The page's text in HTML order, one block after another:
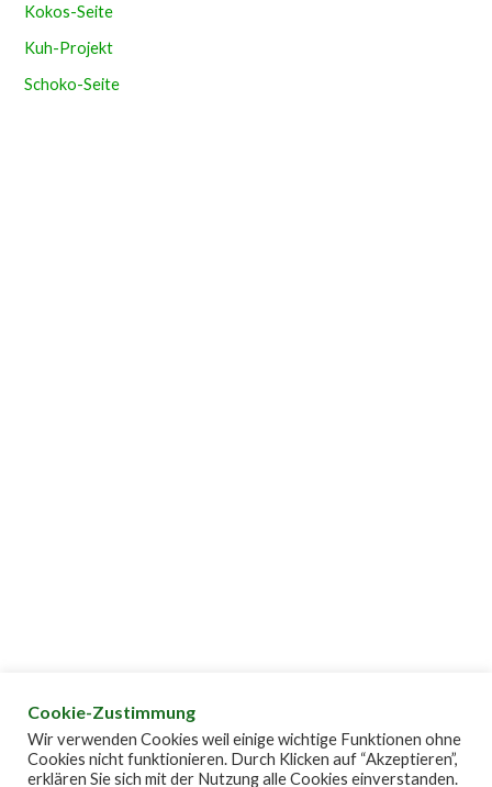
Kokos-Seite
Kuh-Projekt
Schoko-Seite
Cookie-Zustimmung
Wir verwenden Cookies weil einige wichtige Funktionen ohne
Cookies nicht funktionieren. Durch Klicken auf “Akzeptieren”,
erklären Sie sich mit der Nutzung alle Cookies einverstanden.